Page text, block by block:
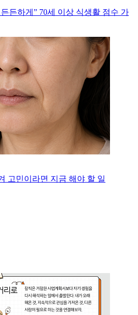
든하게” 70세 이상 식생활 점수 가
고민이라면 지금 해야 할 일